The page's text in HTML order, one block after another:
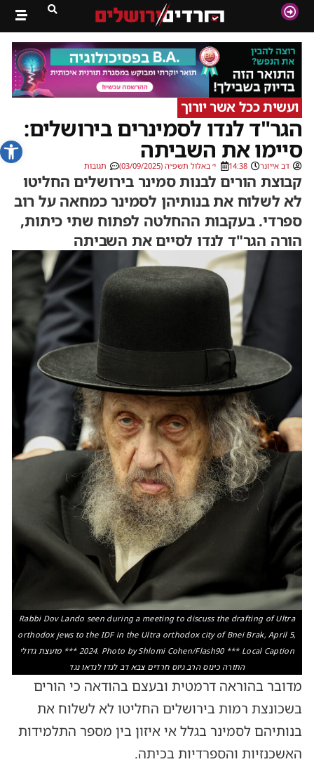
פתח
ועשית ככל אשר יורוך
הגר"ד לנדו לסמינרים בירושלים:
סיימו את השביתה
דב אייזנר 14:38 י׳ באלול תשפ״ה (03/09/2025) תגובות
קבוצת הורים לבנות סמינר בירושלים החליטו
לא לשלוח את בנותיהן לסמינר כמחאה על רוב
ספרדי. בעקבות ההחלטה לפתוח שתי כיתות,
הורה הגר"ד לנדו לסיים את השביתה
Rabbi Dov Lando seen during a meeting to discuss the drafting of Ultra
orthodox jews to the IDF in the Ultra orthodox city of Bnei Brak, April 5,
2024. Photo by Shlomi Cohen/Flash90 *** Local Caption *** מועצת גדולי
התורה כינוס הרב גיוס חרדים צבא דב לנדו לנדאו נגד
מדובר בהוראה דרמטית ובעצם בהודאה כי הורים
בשכונצת רמות בירושלים החליטו לא לשלוח את
בנותיהם לסמינר בגלל אי איזון בין מספר התלמידות
האשכנזיות והספרדיות בכיתה.